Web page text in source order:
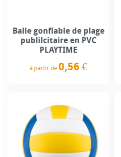
Balle gonflable de plage
publilcitaire en PVC
PLAYTIME
à partir de 0,56 €